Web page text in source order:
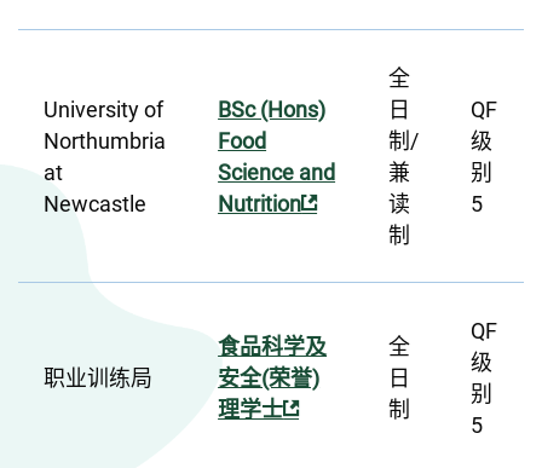
University of
Northumbria
at
Newcastle
BSc (Hons)
Food
Science and
Nutrition
全
日
制/
兼
读
制
QF
级
别
5
职业训练局
食品科学及
安全(荣誉)
理学士
全
日
制
QF
级
别
5